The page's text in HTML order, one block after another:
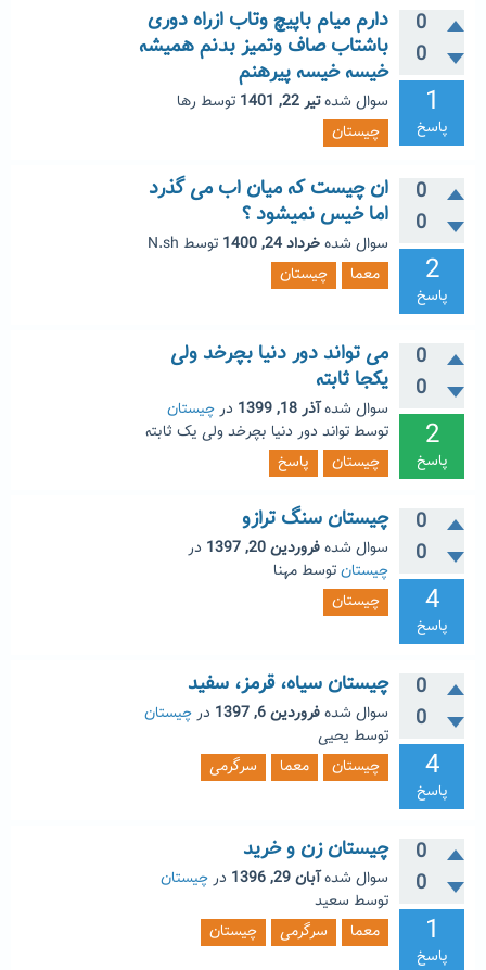
0
0
1
پاسخ
دارم میام باپیچ وتاب ازراه دوری
باشتاب صاف وتمیز بدنم همیشه
خیسه خیسه پیرهنم
سوال شدهتیر 22, 1401 توسط رها
چیستان
0
0
2
پاسخ
ان چیست که میان اب می گذرد
اما خیس نمیشود ؟
سوال شدهخرداد 24, 1400 توسط N.sh
معما
چیستان
0
0
2
پاسخ
می تواند دور دنیا بچرخد ولی
یکجا ثابته
سوال شدهآذر 18, 1399 درچیستان
توسط تواند دور دنیا بچرخد ولی یک ثابته
چیستان
پاسخ
0
0
4
پاسخ
چیستان سنگ ترازو
سوال شدهفروردین 20, 1397
در
چیستانتوسط مهنا
چیستان
0
0
4
پاسخ
چیستان سیاه، قرمز، سفید
سوال شدهفروردین 6, 1397 درچیستان
توسط یحیی
چیستان
معما سرگرمی
0
0
1
پاسخ
چیستان زن و خرید
سوال شدهآبان 29, 1396 درچیستان
توسط سعید
معما
سرگرمی چیستان